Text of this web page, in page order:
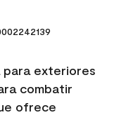
para exteriores
combatir
ofrece